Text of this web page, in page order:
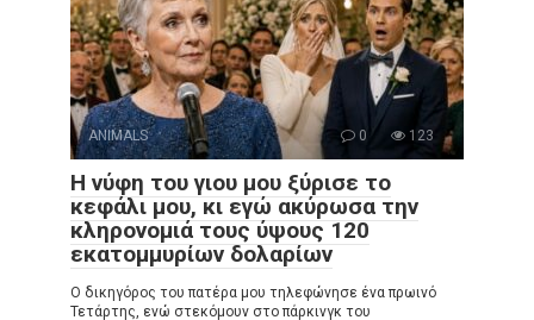
ANIMALS 0 123
Η νύφη του γιου μου ξύρισε το
κεφάλι μου, κι εγώ ακύρωσα την
κληρονομιά τους ύψους 120
εκατομμυρίων δολαρίων
Ο δικηγόρος του πατέρα μου τηλεφώνησε ένα πρωινό
Τετάρτης, ενώ στεκόμουν στο πάρκινγκ του